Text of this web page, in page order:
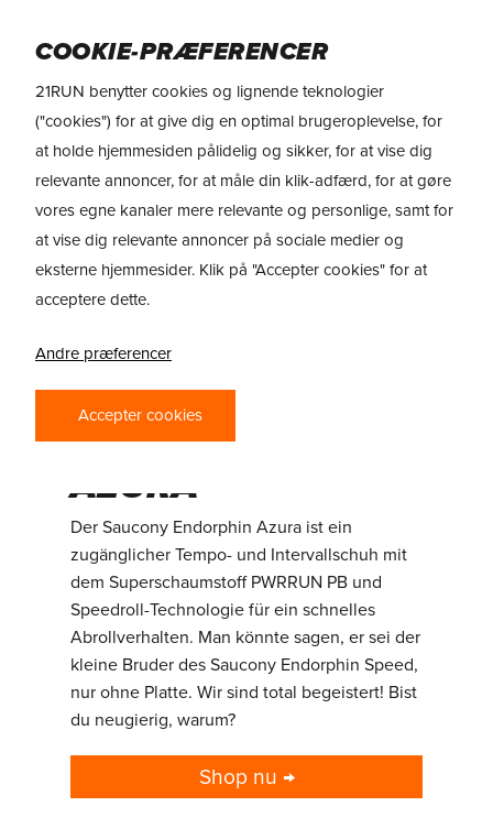
content
REVIEWS > Saucony Endorphin Azura
SAUCONY
ENDORPHIN
AZURA
Der Saucony Endorphin Azura ist ein
zugänglicher Tempo- und Intervallschuh mit
dem Superschaumstoff PWRRUN PB und
Speedroll-Technologie für ein schnelles
Abrollverhalten. Man könnte sagen, er sei der
kleine Bruder des Saucony Endorphin Speed,
nur ohne Platte. Wir sind total begeistert! Bist
du neugierig, warum?
Shop nu →
COOKIE-PRÆFERENCER
21RUN benytter cookies og lignende teknologier
("cookies") for at give dig en optimal brugeroplevelse, for
at holde hjemmesiden pålidelig og sikker, for at vise dig
relevante annoncer, for at måle din klik-adfærd, for at gøre
vores egne kanaler mere relevante og personlige, samt for
at vise dig relevante annoncer på sociale medier og
eksterne hjemmesider. Klik på "Accepter cookies" for at
acceptere dette.
Andre præferencer
Accepter cookies